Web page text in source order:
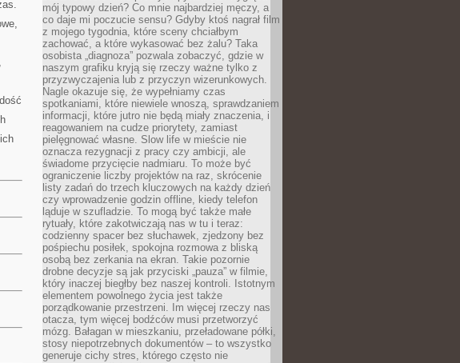
mój typowy dzień? Co mnie najbardziej męczy, a
co daje mi poczucie sensu? Gdyby ktoś nagrał film
z mojego tygodnia, które sceny chciałbym
zachować, a które wykasować bez żalu? Taka
osobista „diagnoza” pozwala zobaczyć, gdzie w
naszym grafiku kryją się rzeczy ważne tylko z
przyzwyczajenia lub z przyczyn wizerunkowych.
Nagle okazuje się, że wypełniamy czas
spotkaniami, które niewiele wnoszą, sprawdzaniem
informacji, które jutro nie będą miały znaczenia, i
reagowaniem na cudze priorytety, zamiast
pielęgnować własne. Slow life w mieście nie
oznacza rezygnacji z pracy czy ambicji, ale
świadome przycięcie nadmiaru. To może być
ograniczenie liczby projektów na raz, skrócenie
listy zadań do trzech kluczowych na każdy dzień
czy wprowadzenie godzin offline, kiedy telefon
ląduje w szufladzie. To mogą być także małe
rytuały, które zakotwiczają nas w tu i teraz:
codzienny spacer bez słuchawek, zjedzony bez
pośpiechu posiłek, spokojna rozmowa z bliską
osobą bez zerkania na ekran. Takie pozornie
drobne decyzje są jak przyciski „pauza” w filmie,
który inaczej biegłby bez naszej kontroli. Istotnym
elementem powolnego życia jest także
porządkowanie przestrzeni. Im więcej rzeczy nas
otacza, tym więcej bodźców musi przetworzyć
mózg. Bałagan w mieszkaniu, przeładowane półki,
stosy niepotrzebnych dokumentów – to wszystko
generuje cichy stres, którego często nie